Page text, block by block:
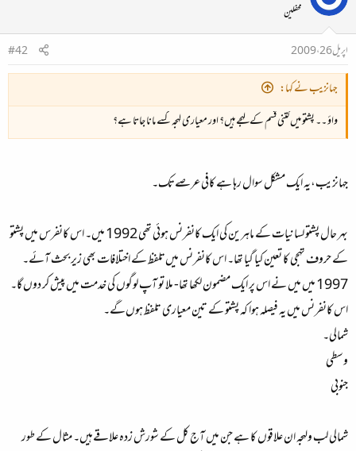
محفلین
اپریل 26، 2009
#42
جہانزیب نے کہا:
واؤ‌ ۔۔ پشتو میں‌ کتنی قسم کے لہجے ہیں؟‌ اور معیاری لہجہ کسے مانا جاتا ہے؟
جہانزیب،یہ ایک مشکل سوال رہا ہے کافی عرصےتک۔
بہر حال پشتو لسانیات کے ماہرین کی ایک کانفرنس ہوئی تھی 1992 میں۔ اس کانفرس میں پشتو
کے حروف تہجی کا تعین کیا گیا تھا۔ اس کانفرنس میں‌تلفظ کے اختلافات بھی زیر بحث آئے۔
1997 میں میں نے اس پر ایک مضمون لکھا تھا- ملا تو آپ لوگوں کی خدمت میں پیش کر دوں گا۔
اس کانفرنس میں یہ فیصلہ ہوا کہ پشتو کے تین معیاری تلفظ ہوں‌گے۔
شمالی۔
وسطی
جنوبی
شمالی لب ولہجہ ان علاقوں کا ہے جن میں آج کل کے شورش زدہ علاقےہیں۔ مثال کے طور